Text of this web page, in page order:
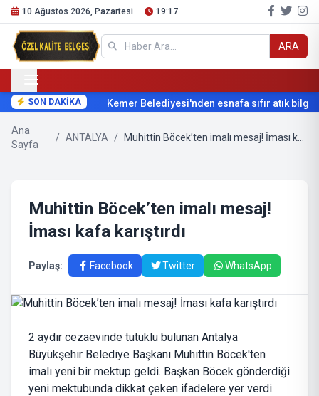
10 Ağustos 2026, Pazartesi 19:17
ARA
SON DAKİKA Kemer Belediyesi'nden esnafa sıfır atık
Ana
Sayfa
/ ANTALYA /
Muhittin Böcek’ten imalı mesaj!
İması kafa karıştırdı
Paylaş: Facebook Twitter WhatsApp
2 aydır cezaevinde tutuklu bulunan Antalya
Büyükşehir Belediye Başkanı Muhittin Böcek'ten
imalı yeni bir mektup geldi. Başkan Böcek gönderdiği
yeni mektubunda dikkat çeken ifadelere yer verdi.